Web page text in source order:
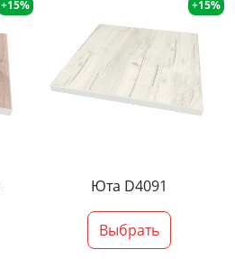
+15% +15%
Юта D4091
Выбрать